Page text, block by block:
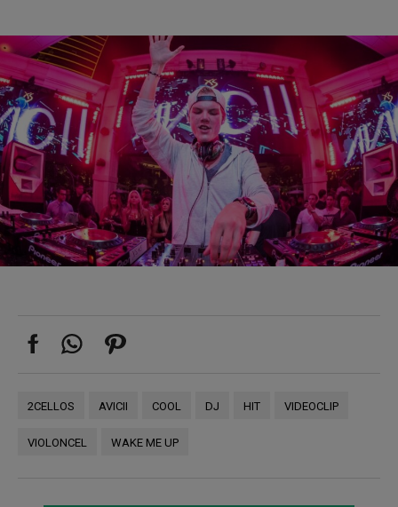
2CELLOS AVICII COOL DJ HIT VIDEOCLIP
VIOLONCEL WAKE ME UP